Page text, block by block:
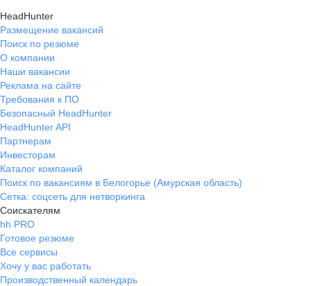
HeadHunter
Размещение вакансий
Поиск по резюме
О компании
Наши вакансии
Реклама на сайте
Требования к ПО
Безопасный HeadHunter
HeadHunter API
Партнерам
Инвесторам
Каталог компаний
Поиск по вакансиям в Белогорье (Амурская область)
Сетка: соцсеть для нетворкинга
Соискателям
hh PRO
Готовое резюме
Все сервисы
Хочу у вас работать
Производственный календарь